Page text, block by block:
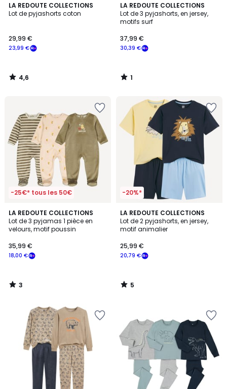
LA REDOUTE COLLECTIONS
Lot de pyjashorts coton
23,99 €
29,99 €
4,6
/ 5
4,6
/
LA REDOUTE COLLECTIONS
Lot de 3 pyjashorts, en jersey,
motifs surf
30,39 €
37,99 €
1
/
5
1
/
-25€* tous les 50€
LA REDOUTE COLLECTIONS
Lot de 3 pyjamas 1 pièce en
velours, motif poussin
18,00 €
35,99 €
3
/
5
3
/
-20%*
LA REDOUTE COLLECTIONS
Lot de 2 pyjashorts, en jersey,
motif animalier
20,79 €
25,99 €
5
/
5
5
/